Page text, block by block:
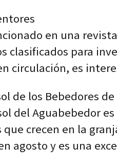
en una
clasificados para
circulación, es
de los Bebedores
del Aguabebedor
que crecen en la
agosto y es una